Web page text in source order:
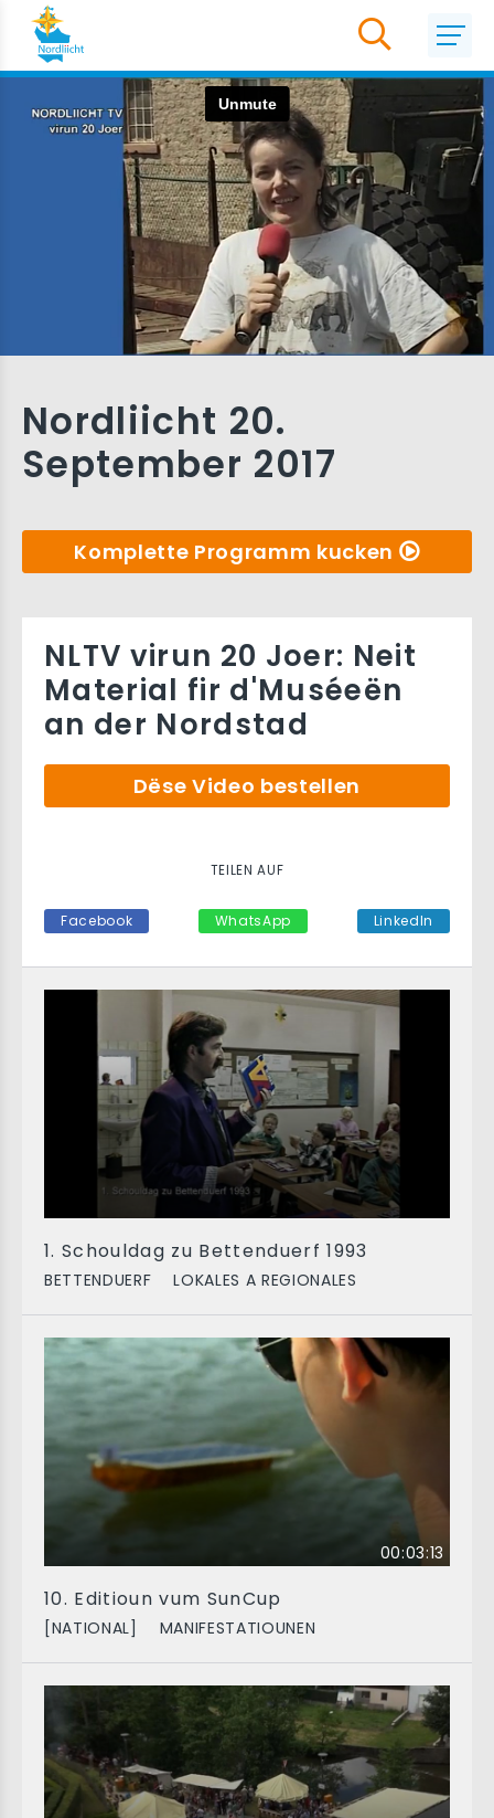
Nordliicht 20.
September 2017
Komplette Programm kucken
1. Schouldag zu Bettenduerf 1993
BETTENDUERF LOKALES A REGIONALES
00:03:13
10. Editioun vum SunCup
[NATIONAL] MANIFESTATIOUNEN
NLTV virun 20 Joer: Neit
Material fir d'Muséeën
an der Nordstad
Dëse Video bestellen
TEILEN AUF
Facebook WhatsApp LinkedIn